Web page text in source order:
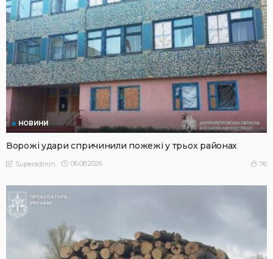
НОВИНИ
Ворожі удари спричинили пожежі у трьох районах
Superadmin 06.08.2026 76